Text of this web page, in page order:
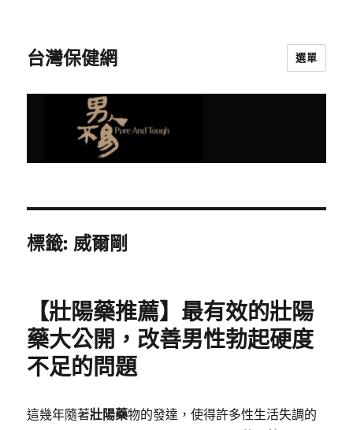
台灣保健網 選單
標籤: 威爾剛
【壯陽藥推薦】最有效的壯陽
藥大公開，改善男性勃起硬度
不足的問題
這幾年隨著壯陽藥物的發達，使得許多性生活失調的